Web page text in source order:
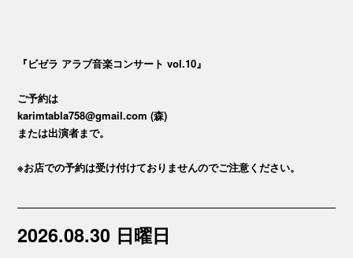
『ビゼラ アラブ音楽コンサート vol.10』
ご予約は
karimtabla758@gmail.com (森)
または出演者まで。
※お店での予約は受け付けておりませんのでご注意ください。
2026.08.30 日曜日